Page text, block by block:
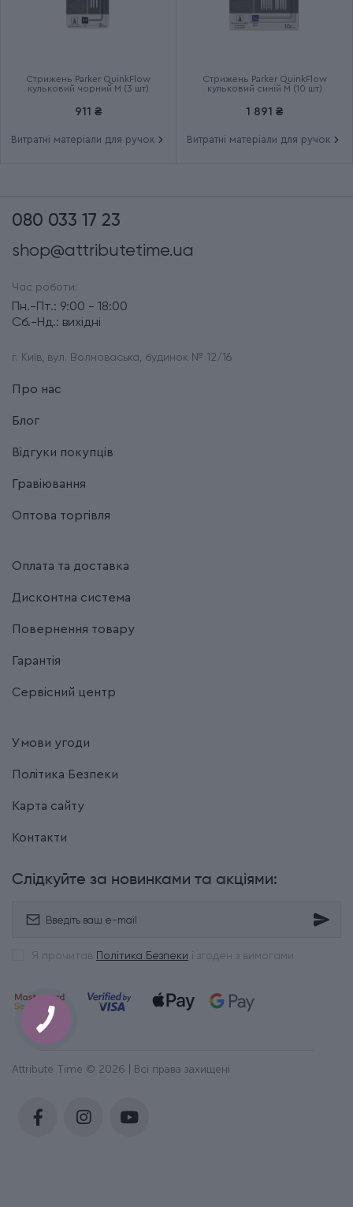
Стрижень Parker QuinkFlow
кульковий чорний M (3 шт)
911 ₴
Витратні матеріали для ручок
Стрижень Parker QuinkFlow
кульковий синій M (10 шт)
1 891 ₴
Витратні матеріали для ручок
080 033 17 23
shop@attributetime.ua
Час роботи:
Пн.-Пт.: 9:00 - 18:00
Сб.-Нд.: вихідні
г. Київ, вул. Волноваська, будинок № 12/16
Про нас
Блог
Відгуки покупців
Гравіювання
Оптова торгівля
Оплата та доставка
Дисконтна система
Повернення товару
Гарантія
Сервісний центр
Умови угоди
Політика Безпеки
Карта сайту
Контакти
Слідкуйте за новинками та акціями:
Я прочитав Політика Безпеки і згоден з вимогами
Attribute Time © 2026 | Всі права захищені